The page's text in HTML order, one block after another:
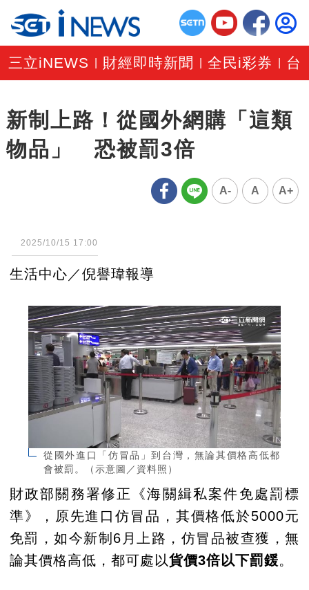
三立iNEWS 財經即時新聞 |全民i彩券 台
新制上路！從國外網購「這類
物品」 恐被罰3倍
A- A A+
2025/10/15 17:00
生活中心／倪譽瑋報導
從國外進口「仿冒品」到台灣，無論其價格高低都
會被罰。（示意圖／資料照）
財政部關務署修正《海關緝私案件免處罰標
準》，原先進口仿冒品，其價格低於5000元
免罰，如今新制6月上路，仿冒品被查獲，無
論其價格高低，都可處以貨價3倍以下罰鍰。